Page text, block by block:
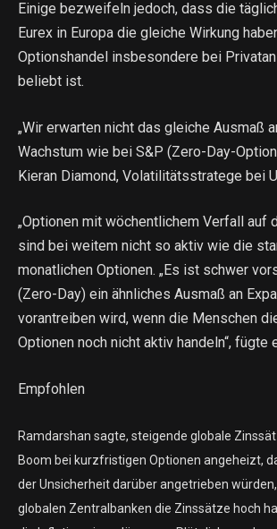
Einige bezweifeln jedoch, dass die
Eurex in Europa die gleiche Wirkung
Optionshandel insbesondere bei
beliebt ist.
„Wir erwarten nicht das gleiche Ausmaß
Wachstum wie bei S&P (Zero-Day-
Kieran Diamond, Volatilitätsstratege bei
„Optionen mit wöchentlichem Verfall auf
sind bei weitem nicht so aktiv wie die
monatlichen Optionen. „Es ist schwer
(Zero-Day) ein ähnliches Ausmaß an
vorantreiben wird, wenn die Menschen
Optionen noch nicht aktiv handeln“, fügte
Empfohlen
Ramdarshan sagte, steigende globale
Boom bei kurzfristigen Optionen angeheizt,
der Unsicherheit darüber angetrieben
globalen Zentralbanken die Zinssätze hoch